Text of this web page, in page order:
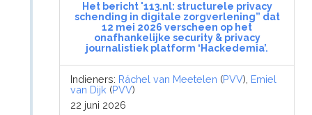
Het bericht '113.nl: structurele privacy
schending in digitale zorgverlening” dat
12 mei 2026 verscheen op het
onafhankelijke security & privacy
journalistiek platform ‘Hackedemia’.
Indieners: Ráchel van Meetelen (PVV), Emiel
van Dijk (PVV)
22 juni 2026